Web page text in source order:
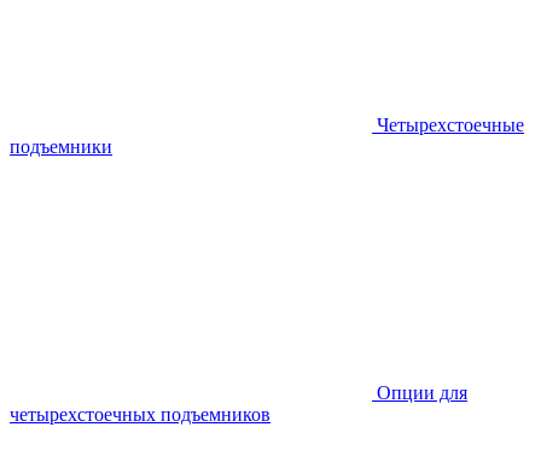
Четырехстоечные
подъемники
Опции для
четырехстоечных подъемников